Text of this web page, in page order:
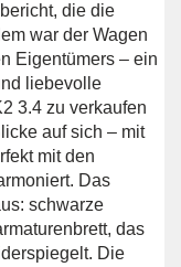
die die
war der Wagen
Eigentümers – ein
liebevolle
3.4 zu verkaufen
auf sich – mit
mit den
Das
schwarze
das
Die